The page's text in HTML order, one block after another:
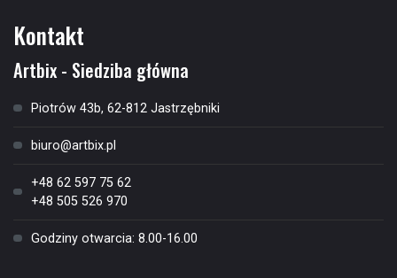
Kontakt
Artbix - Siedziba główna
Piotrów 43b, 62-812 Jastrzębniki
biuro@artbix.pl
+48 62 597 75 62
+48 505 526 970
Godziny otwarcia: 8.00-16.00